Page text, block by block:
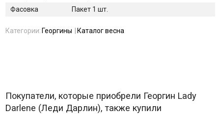
Фасовка
Пакет 1 шт.
Категории: Георгины Каталог весна
Покупатели, которые приобрели Георгин Lady
Darlene (Леди Дарлин), также купили